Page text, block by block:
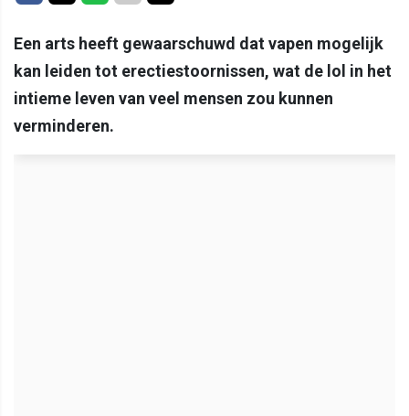
Een arts heeft gewaarschuwd dat vapen mogelijk
kan leiden tot erectiestoornissen, wat de lol in het
intieme leven van veel mensen zou kunnen
verminderen.